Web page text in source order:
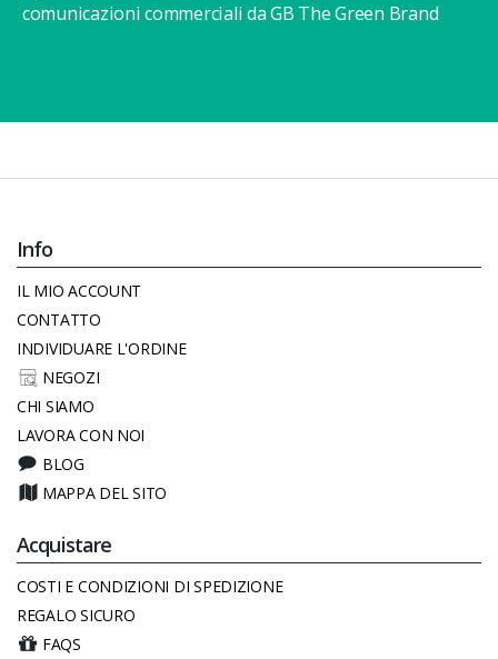
comunicazioni commerciali da GB The Green Brand
Info
IL MIO ACCOUNT
CONTATTO
INDIVIDUARE L'ORDINE
NEGOZI
CHI SIAMO
LAVORA CON NOI
BLOG
MAPPA DEL SITO
Acquistare
COSTI E CONDIZIONI DI SPEDIZIONE
REGALO SICURO
FAQS